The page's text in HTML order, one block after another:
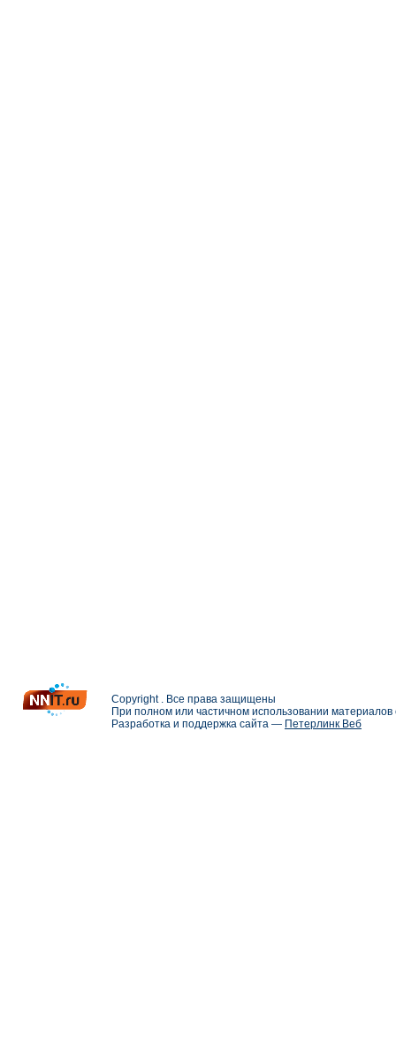
Copyright . Все права защищены
При полном или частичном использовании
Разработка и поддержка сайта — Петерлинк Веб